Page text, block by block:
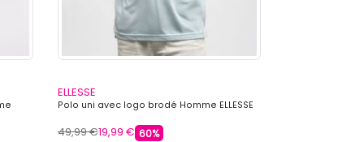
ELLESSE
Polo uni avec logo brodé Homme ELLESSE
49,99 €19,99 € 60%